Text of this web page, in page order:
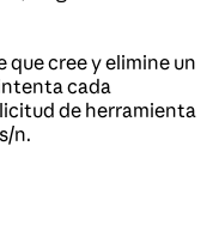
que cree y elimine un
cada
de herramienta
n.